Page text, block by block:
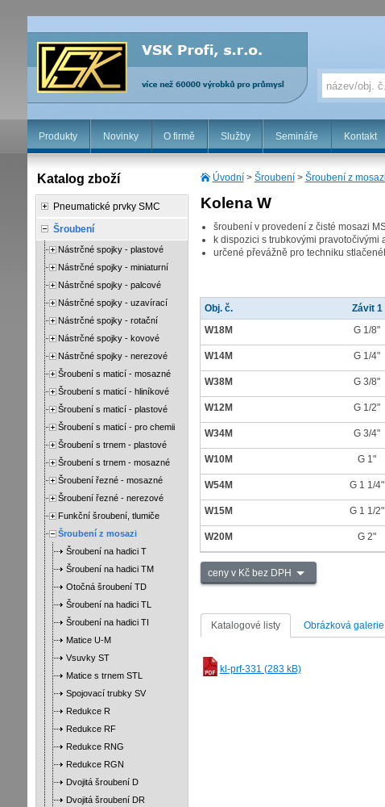
Produkty Novinky O firmě Služby Semináře Kontakt
Úvodní> Šroubení> Šroubení z mosazi
Kolena W
šroubení v provedení z čisté mosazi
k dispozici s trubkovými pravotočivými
určené převážně pro techniku
Obj. č. Závit 1
W18M
G 1/8"
W14M G 1/4"
W38M G 3/8"
W12M G 1/2"
W34M G 3/4"
W10M G 1"
W54M G 1 1/4"
W15M G 1 1/2"
W20M G 2"
ceny v Kč bez DPH
Katalogové listy Obrázková galerie
kl-prf-331 (283 kB)
Katalog zboží
Pneumatické prvky SMC
Šroubení
Nástrčné spojky - plastové
Nástrčné spojky - miniaturní
Nástrčné spojky - palcové
Nástrčné spojky - uzavírací
Nástrčné spojky - rotační
Nástrčné spojky - kovové
Nástrčné spojky - nerezové
Šroubení s maticí - mosazné
Šroubení s maticí - hliníkové
Šroubení s maticí - plastové
Šroubení s maticí - pro chemii
Šroubení s trnem - plastové
Šroubení s trnem - mosazné
Šroubení řezné - mosazné
Šroubení řezné - nerezové
Funkční šroubení, tlumiče
Šroubení z mosazi
Šroubení na hadici T
Šroubení na hadici TM
Otočná šroubení TD
Šroubení na hadici TL
Šroubení na hadici TI
Matice U-M
Vsuvky ST
Matice s trnem STL
Spojovací trubky SV
Redukce R
Redukce RF
Redukce RNG
Redukce RGN
Dvojitá šroubení D
Dvojitá šroubení DR